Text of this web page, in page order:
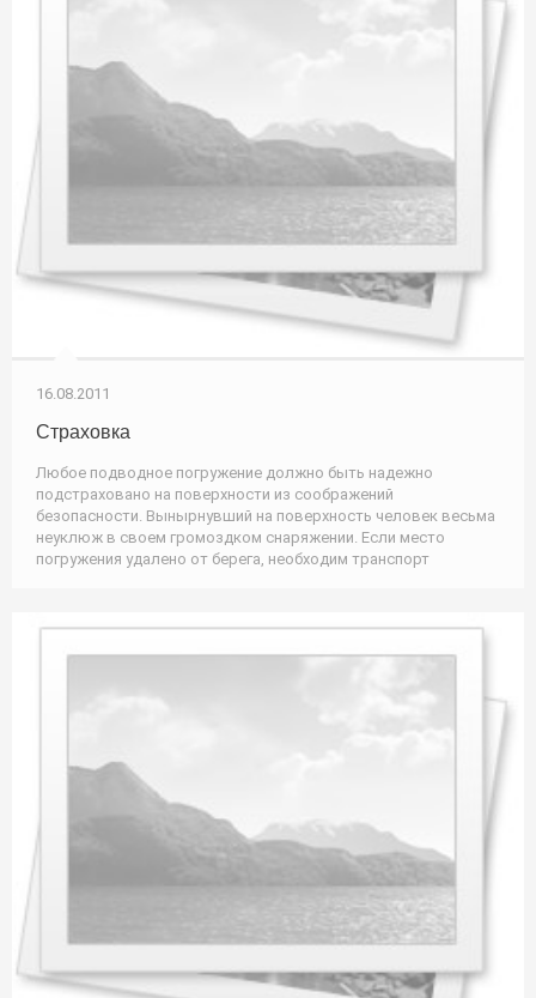
16.08.2011
Страховка
Любое подводное погружение должно быть надежно
подстраховано на поверхности из соображений
безопасности. Вынырнувший на поверхность человек весьма
неуклюж в своем громоздком снаряжении. Если место
погружения удалено от берега, необходим транспорт